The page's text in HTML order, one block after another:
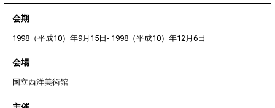
会期
1998（平成10）年9月15日- 1998（平成10）年12月6日
会場
国立西洋美術館